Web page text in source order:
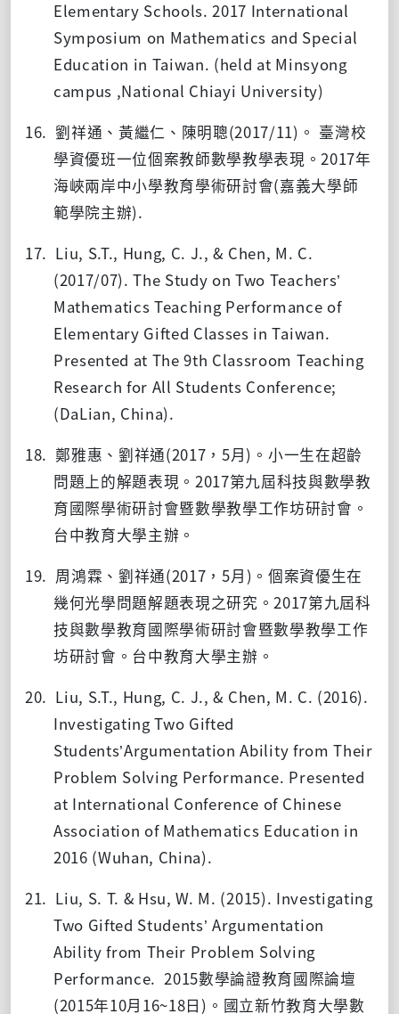
Elementary Schools. 2017 International
Symposium on Mathematics and Special
Education in Taiwan. (held at Minsyong
campus ,National Chiayi University)
16. 劉祥通、黃繼仁、陳明聰(2017/11) 。 臺灣校
學資優班一位個案教師數學教學表現。 2017年
海峽兩岸中小學教育學術研討會(嘉義大學師
範學院主辦).
17. Liu, S.T., Hung, C. J., & Chen, M. C.
(2017/07). The Study on Two Teachers’
Mathematics Teaching Performance of
Elementary Gifted Classes in Taiwan.
Presented at The 9th Classroom Teaching
Research for All Students Conference;
(DaLian, China).
18.鄭雅惠、劉祥通(2017 ，5月) 。小一生在超齡
問題上的解題表現 。 2017第九屆科技與數學教
育國際學術研討會暨數學教學工作坊研討會。
台中教育大學主辦。
19. 周鴻霖、劉祥通(2017 ，5月 ) 。 個案資優生在
幾何光學問題解題表現之研究 。 2017第九屆科
技與數學教育國際學術研討會暨數學教學工作
坊研討會。台中教育大學主辦。
20. Liu, S.T., Hung, C. J., & Chen, M. C. (2016).
Investigating Two Gifted
Students’Argumentation Ability from Their
Problem Solving Performance. Presented
at International Conference of Chinese
Association of Mathematics Education in
2016 (Wuhan, China).
21. Liu, S. T. & Hsu, W. M. (2015). Investigating
Two Gifted Students’ Argumentation
Ability from Their Problem Solving
Performance. 2015數學論證教育國際論壇
(2015年10月 16~18日 ) 。國立新竹教育大學數